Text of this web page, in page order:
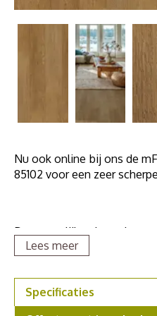
Nu ook online bij ons de
85102 voor een zeer
De natuurlijke tinten
de vloer is voorzien van
voegen dus een extra
stroken in 6 prachtige,
geproduceerd met 2
Lees meer
Specificaties